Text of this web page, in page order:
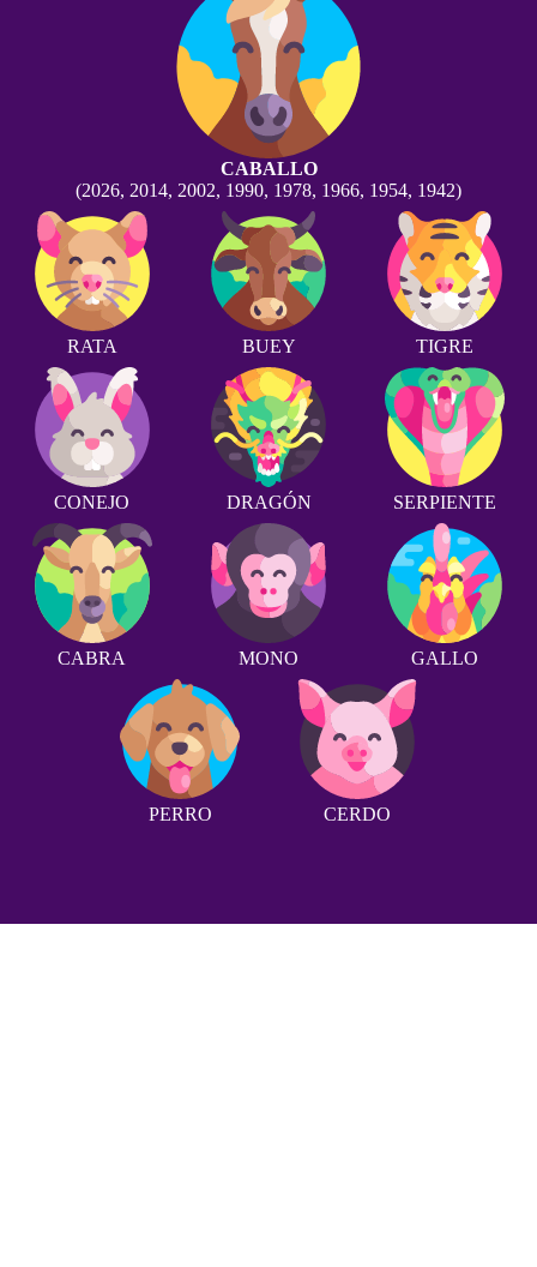
CABALLO
(2026, 2014, 2002, 1990, 1978, 1966, 1954, 1942)
RATA BUEY TIGRE
CONEJO DRAGÓN SERPIENTE
CABRA MONO GALLO
PERRO CERDO